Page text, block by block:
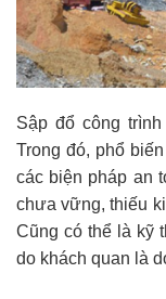
Sập đổ công
Trong đó, phổ
các biện pháp an
chưa vững, thiếu
Cũng có thể là kỹ
do khách quan là